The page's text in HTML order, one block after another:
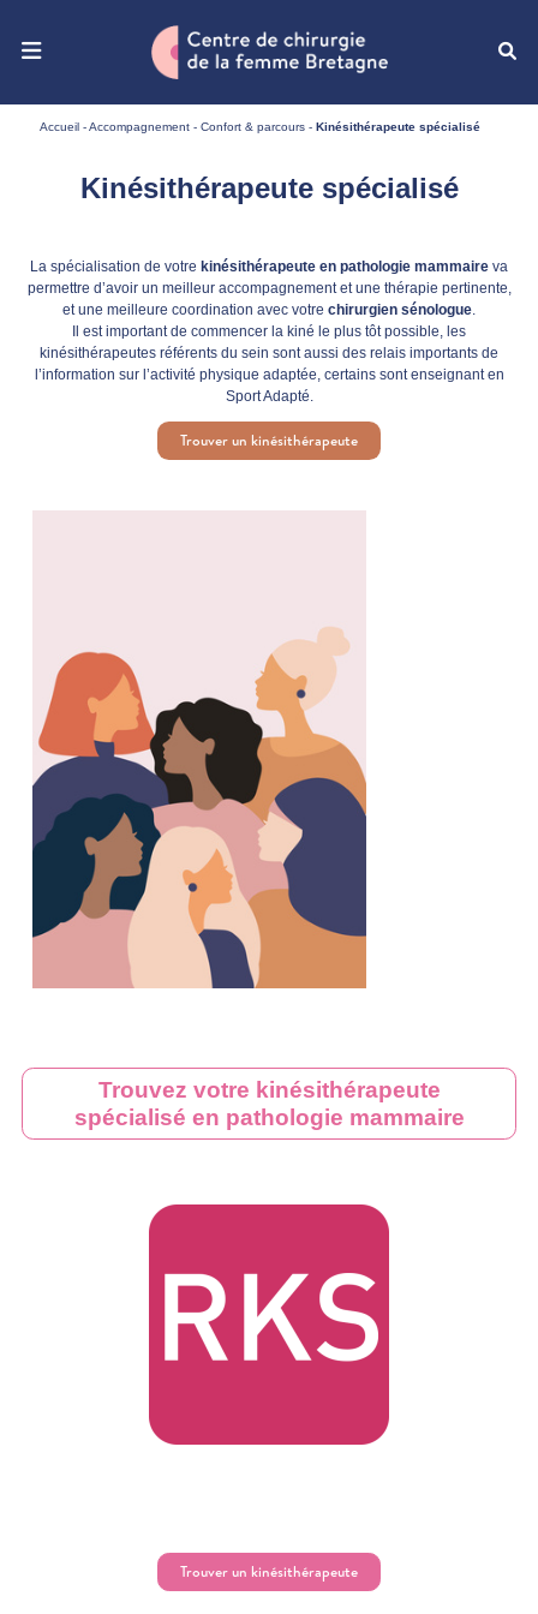
Ouvrir le menu de navigation mobile
Accueil -Accompagnement - Confort & parcours - Kinésithérapeute spécialisé
Kinésithérapeute spécialisé
La spécialisation de votre kinésithérapeute en pathologie mammaire va
permettre d’avoir un meilleur accompagnement et une thérapie pertinente,
et une meilleure coordination avec votre chirurgien sénologue
Il est important de commencer la kiné le plus tôt possible, les
kinésithérapeutes référents du sein sont aussi des relais importants de
l’information sur l’activité physique adaptée, certains sont enseignant en
Sport Adapté.
Trouver un kinésithérapeute
Trouvez votre kinésithérapeute
spécialisé en pathologie mammaire
Trouver un kinésithérapeute